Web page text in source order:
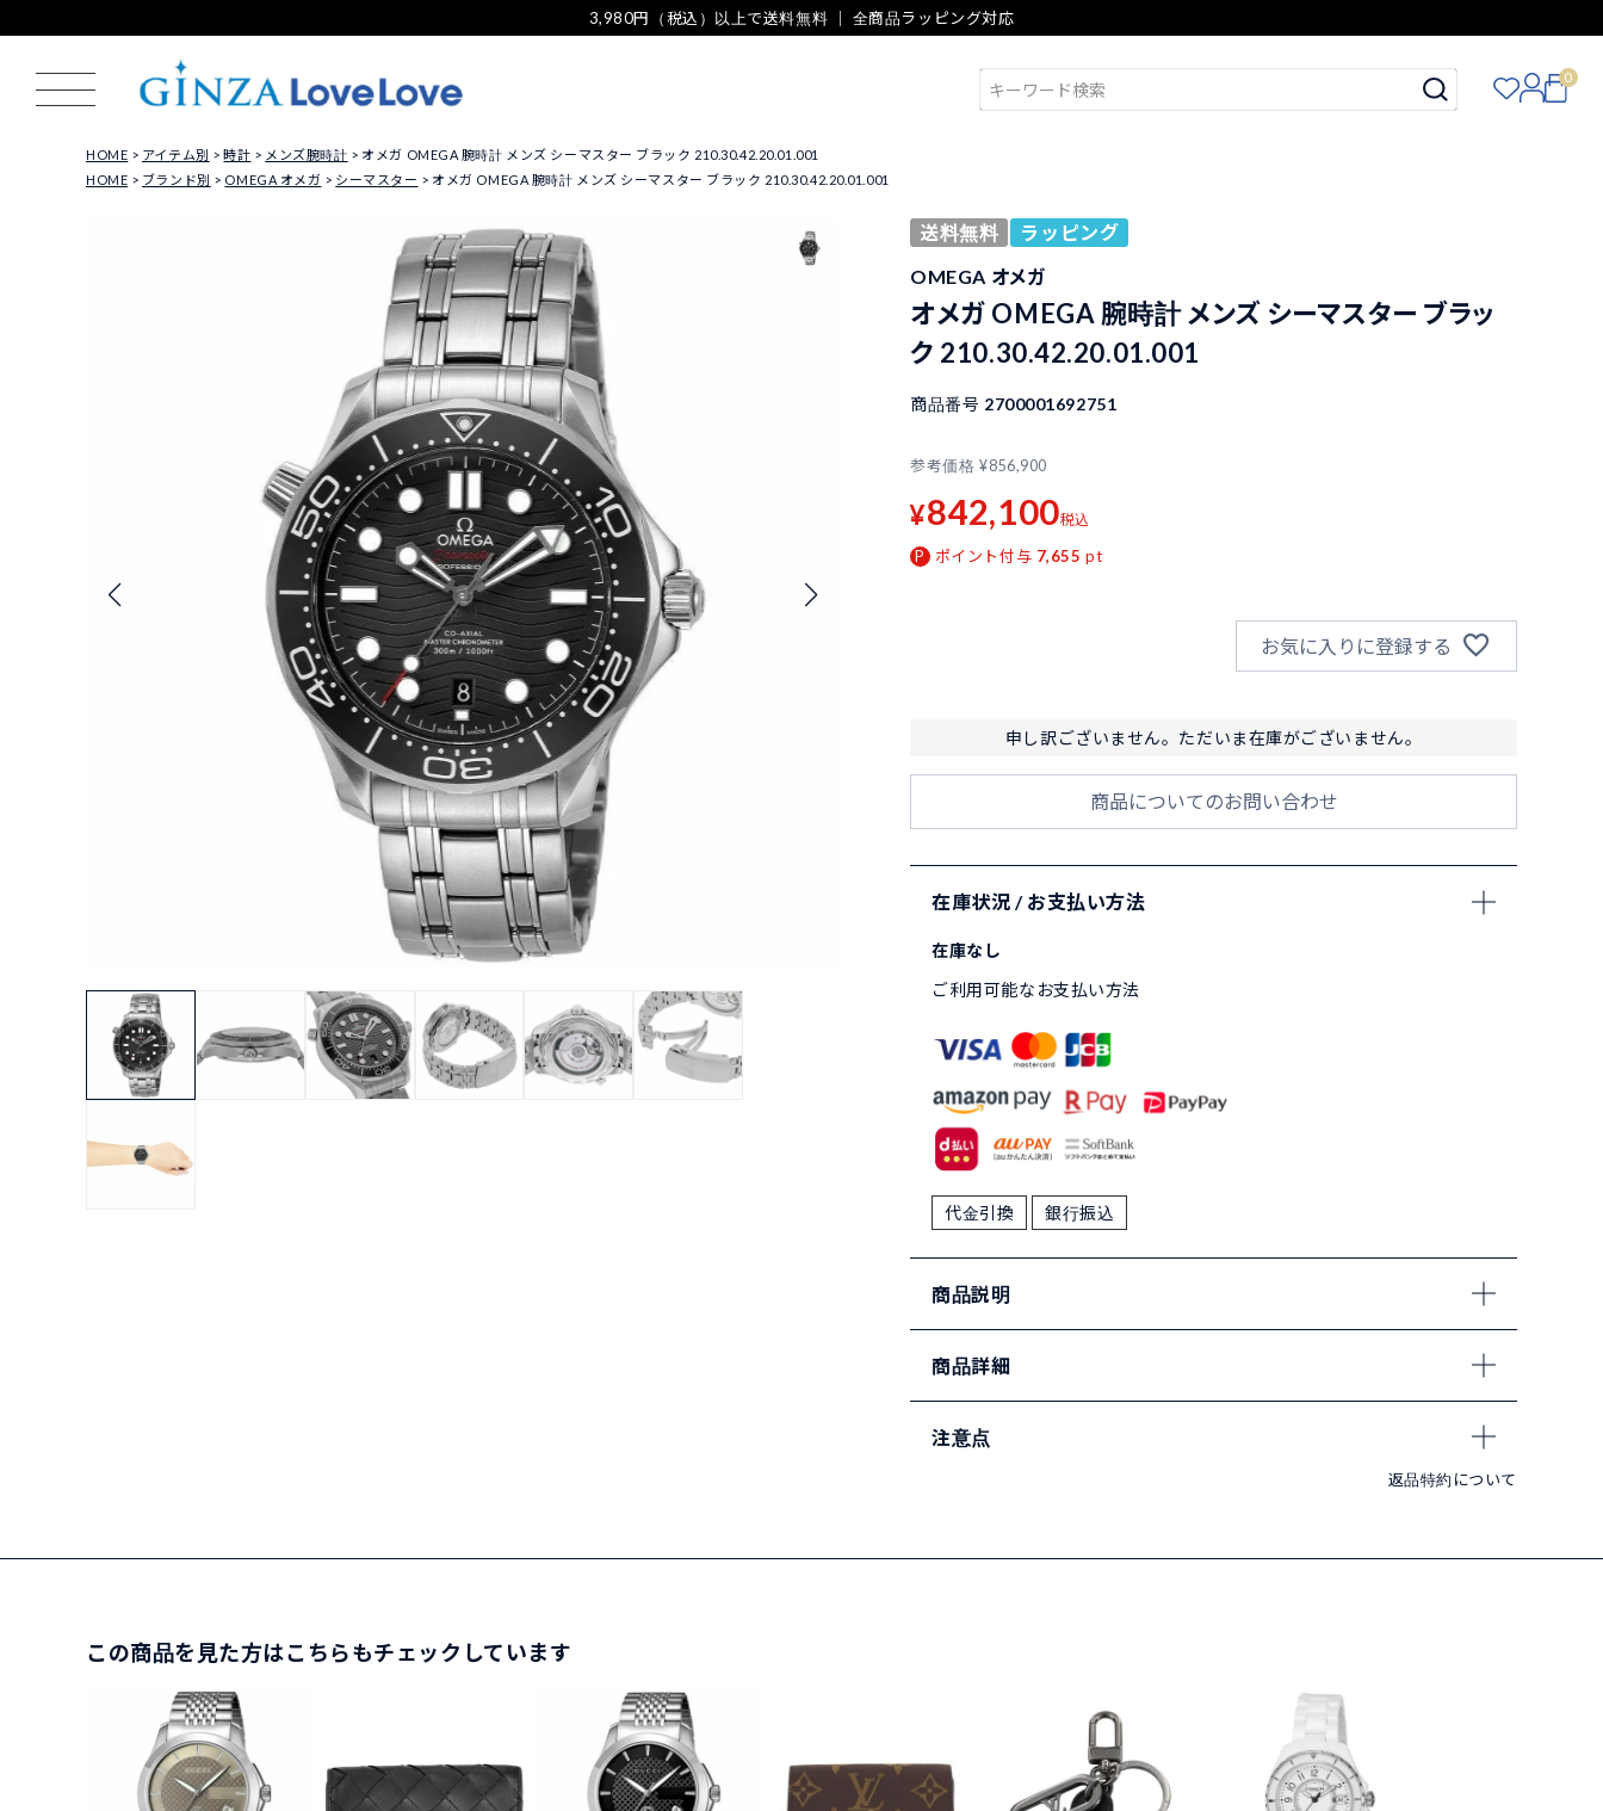
3,980円（税込）以上で送料無料 ｜ 全商品ラッピング対応
0
HOME アイテム別 時計 メンズ腕時計
オメガ OMEGA 腕時計 メンズ シーマスター ブラック 210.30.42.20.01.001
HOME
ブランド別 OMEGA オメガ シーマスター オメガ OMEGA 腕時計 メンズ シーマスター ブラック 210.30.42.20.01.001
送料無料
ラッピング
OMEGA オメガ
オメガ OMEGA 腕時計 メンズ シーマスター ブラッ
ク 210.30.42.20.01.001
商品番号 2700001692751
参考価格 ¥856,900
¥842,100税込
ポイント付与 7,655 pt
お気に入りに登録する
申し訳ございません。ただいま在庫がございません。
商品についてのお問い合わせ
在庫状況 / お支払い方法
在庫なし
ご利用可能なお支払い方法
代金引換 銀行振込
商品説明
商品詳細
注意点
返品特約について
この商品を見た方はこちらもチェックしています